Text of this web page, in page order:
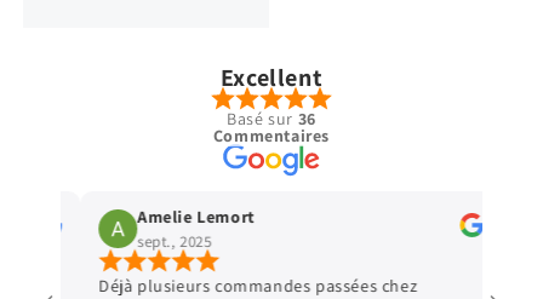
Excellent
Basé sur 36
Commentaires
Amelie Lemort
sept., 2025
Déjà plusieurs commandes passées chez